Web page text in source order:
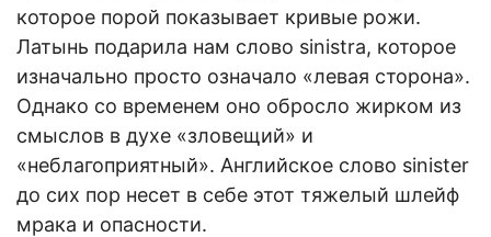
которое порой показывает кривые рожи.
Латынь подарила нам слово sinistra, которое
изначально просто означало «левая сторона».
Однако со временем оно обросло жирком из
смыслов в духе «зловещий» и
«неблагоприятный». Английское слово sinister
до сих пор несет в себе этот тяжелый шлейф
мрака и опасности.